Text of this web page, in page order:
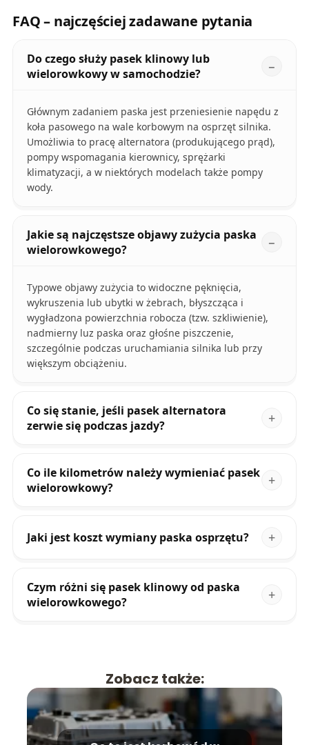
FAQ – najczęściej zadawane pytania
Do czego służy pasek klinowy lub
wielorowkowy w samochodzie?
Głównym zadaniem paska jest przeniesienie napędu z
koła pasowego na wale korbowym na osprzęt silnika.
Umożliwia to pracę alternatora (produkującego prąd),
pompy wspomagania kierownicy, sprężarki
klimatyzacji, a w niektórych modelach także pompy
wody.
Jakie są najczęstsze objawy zużycia paska
wielorowkowego?
Typowe objawy zużycia to widoczne pęknięcia,
wykruszenia lub ubytki w żebrach, błyszcząca i
wygładzona powierzchnia robocza (tzw. szkliwienie),
nadmierny luz paska oraz głośne piszczenie,
szczególnie podczas uruchamiania silnika lub przy
większym obciążeniu.
Co się stanie, jeśli pasek alternatora
zerwie się podczas jazdy?
Co ile kilometrów należy wymieniać pasek
wielorowkowy?
Jaki jest koszt wymiany paska osprzętu?
Czym różni się pasek klinowy od paska
wielorowkowego?
Zobacz także: